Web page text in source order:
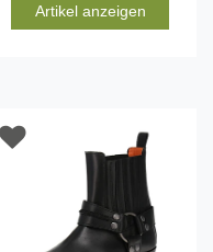
Artikel anzeigen